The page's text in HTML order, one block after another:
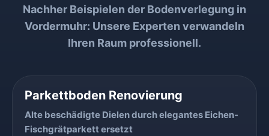
Nachher Beispielen der Bodenverlegung in
Vordermuhr: Unsere Experten verwandeln
Ihren Raum professionell.
Parkettboden Renovierung
Alte beschädigte Dielen durch elegantes Eichen-
Fischgrätparkett ersetzt